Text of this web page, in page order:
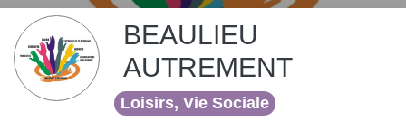
BEAULIEU
AUTREMENT
Loisirs, Vie Sociale